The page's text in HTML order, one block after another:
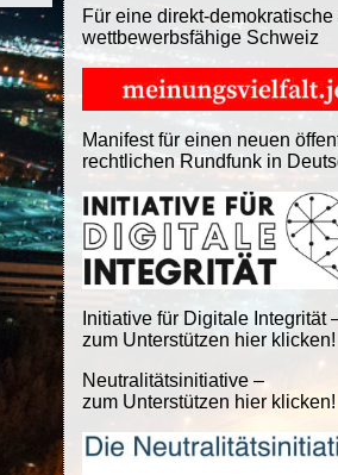
Für eine direkt-demokratische
wettbewerbsfähige Schweiz
Manifest für einen neuen
rechtlichen Rundfunk in
Initiative für Digitale Integrität
zum Unterstützen hier klicken!
Neutralitätsinitiative –
zum Unterstützen hier klicken!